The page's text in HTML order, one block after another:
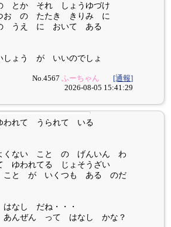
とか それ しょうゆづけ
お の たたき きりみ に
うえ に おいて ある
ょう が いいのでしょ
No.4567ふーちゃん
[通報]
2026-08-05 15:41:29
れて うられて いる
くない こと の げんいん わ
ゆわれてる じょそうざい
こと が いくつも ある のだ
なし だね・・・
んぜん って はなし かな？